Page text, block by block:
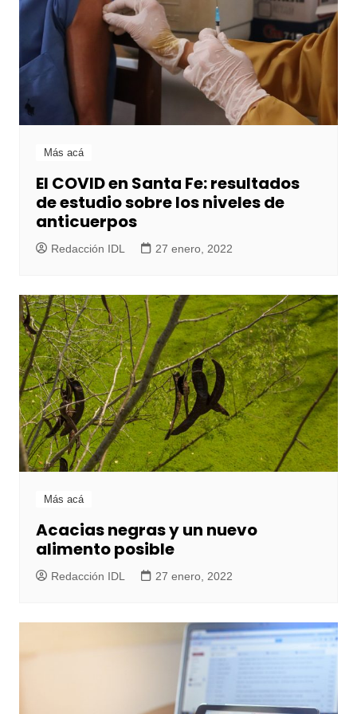
Más acá
El COVID en Santa Fe: resultados
de estudio sobre los niveles de
anticuerpos
Redacción IDL 27 enero, 2022
Más acá
Acacias negras y un nuevo
alimento posible
Redacción IDL 27 enero, 2022